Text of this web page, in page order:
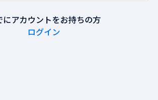
にアカウントをお持ちの方
ログイン